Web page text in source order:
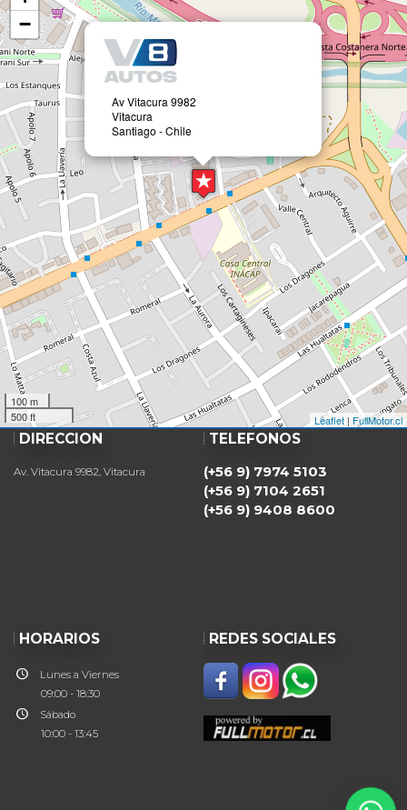
Av Vitacura 9982
Vitacura
Santiago - Chile
−
100 m
500 ft
Leaflet | FullMotor.cl
DIRECCIÓN
Av. Vitacura 9982, Vitacura
TELÉFONOS
(+56 9) 7974 5103
(+56 9) 7104 2651
(+56 9) 9408 8600
HORARIOS
Lunes a Viernes
09:00 - 18:30
Sábado
10:00 - 13:45
REDES SOCIALES